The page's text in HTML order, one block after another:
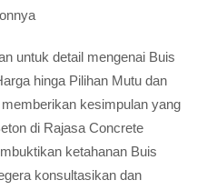
untuk detail mengenai Buis
hinga Pilihan Mutu dan
kesimpulan yang
di Rajasa Concrete
ketahanan Buis
konsultasikan dan